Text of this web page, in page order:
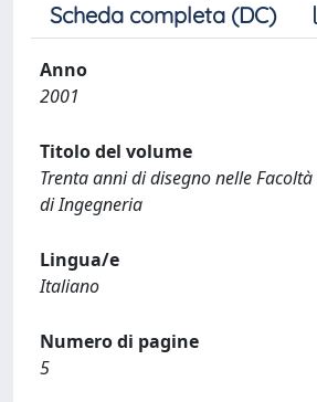
Scheda completa (DC)
Anno
2001
Titolo del volume
Trenta anni di disegno nelle
di Ingegneria
Lingua/e
Italiano
Numero di pagine
5